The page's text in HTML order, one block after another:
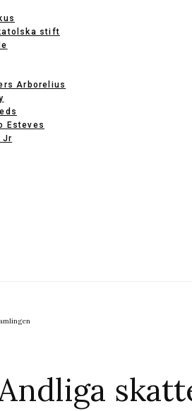
stift
Arborelius
Esteves
Jr